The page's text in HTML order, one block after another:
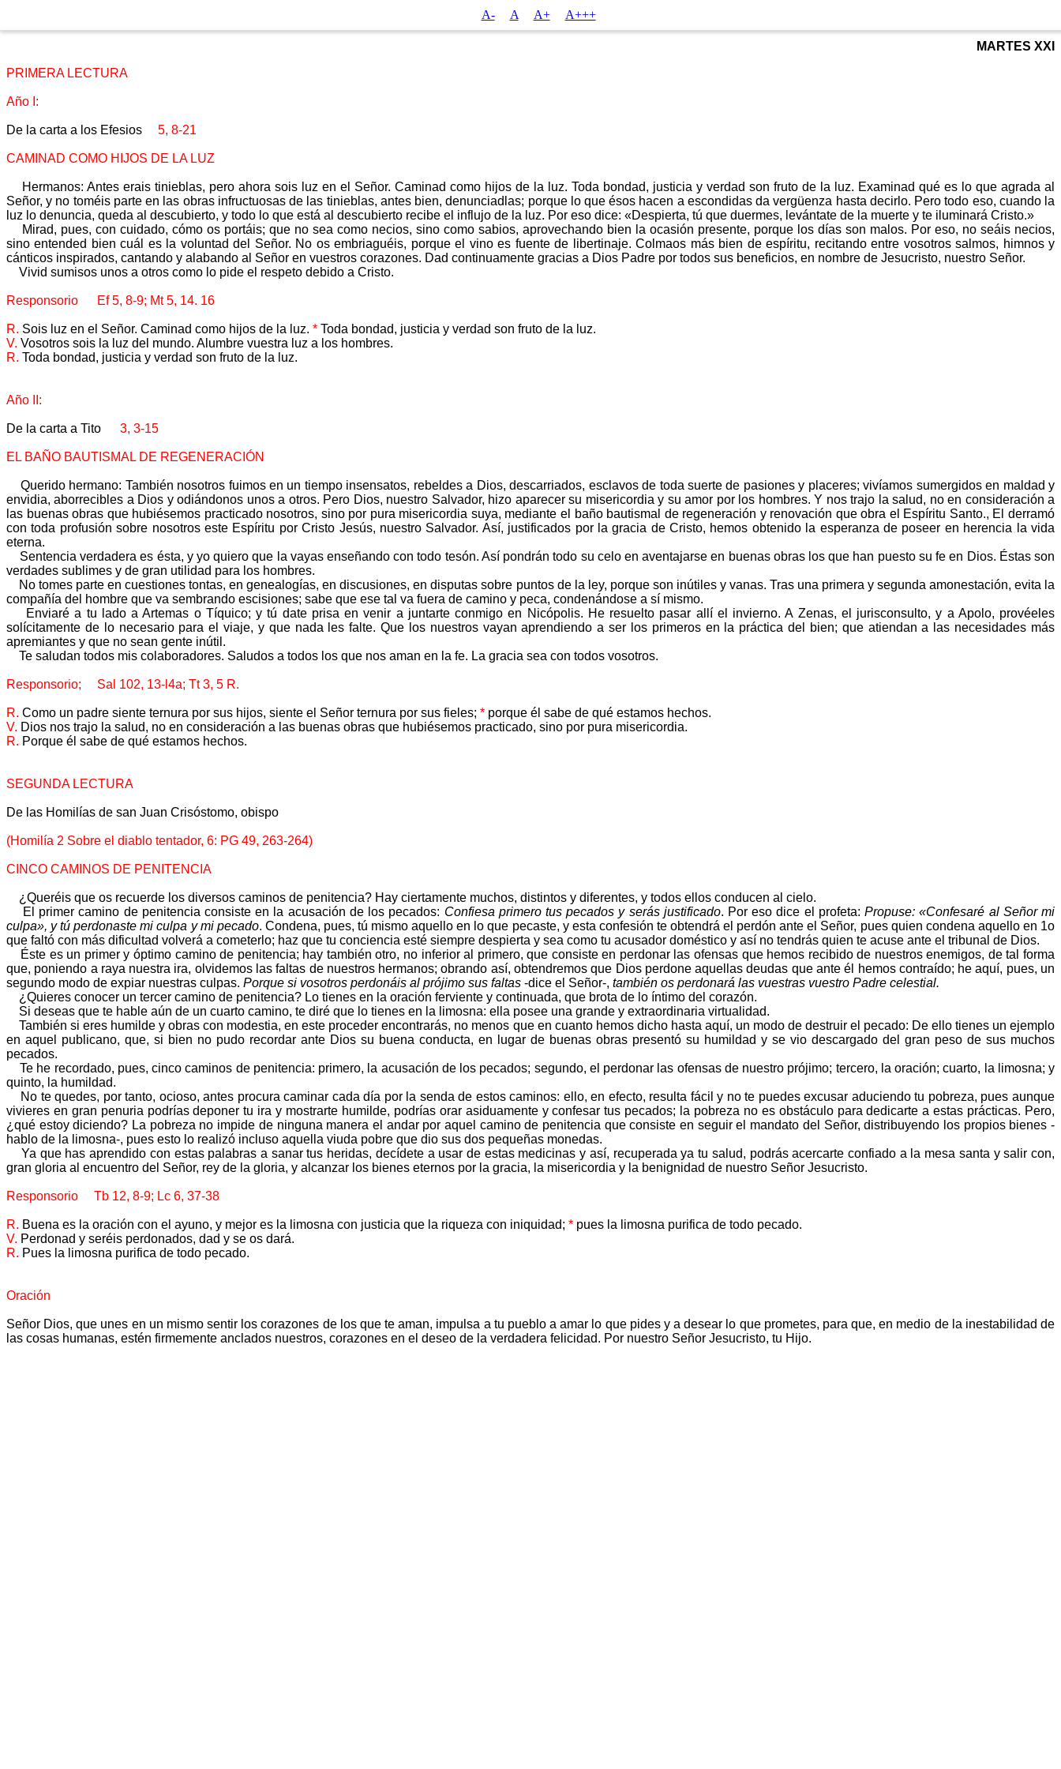
A- A A+ A+++
MARTES XXI
PRIMERA LECTURA
Año I:
De la carta a los Efesios 5, 8-21
CAMINAD COMO HIJOS DE LA LUZ
Hermanos: Antes erais tinieblas, pero ahora sois luz en el Señor. Caminad como hijos de la luz. Toda bondad, justicia y verdad son fruto de la luz. Examinad qué es lo que agrada al
Señor, y no toméis parte en las obras infructuosas de las tinieblas, antes bien, denunciadlas; porque lo que ésos hacen a escondidas da vergüenza hasta decirlo. Pero todo eso, cuando la
luz lo denuncia, queda al descubierto, y todo lo que está al descubierto recibe el influjo de la luz. Por eso dice: «Despierta, tú que duermes, levántate de la muerte y te iluminará Cristo.»
Mirad, pues, con cuidado, cómo os portáis; que no sea como necios, sino como sabios, aprovechando bien la ocasión presente, porque los días son malos. Por eso, no seáis necios,
sino entended bien cuál es la voluntad del Señor. No os embriaguéis, porque el vino es fuente de libertinaje. Colmaos más bien de espíritu, recitando entre vosotros salmos, himnos y
cánticos inspirados, cantando y alabando al Señor en vuestros corazones. Dad continuamente gracias a Dios Padre por todos sus beneficios, en nombre de Jesucristo, nuestro Señor.
Vivid sumisos unos a otros como lo pide el respeto debido a Cristo.
Responsorio Ef 5, 8-9; Mt 5, 14. 16
R. Sois luz en el Señor. Caminad como hijos de la luz. * Toda bondad, justicia y verdad son fruto de la luz.
V. Vosotros sois la luz del mundo. Alumbre vuestra luz a los hombres.
R. Toda bondad, justicia y verdad son fruto de la luz.
Año II:
De la carta a Tito 3, 3-15
EL BAÑO BAUTISMAL DE REGENERACIÓN
Querido hermano: También nosotros fuimos en un tiempo insensatos, rebeldes a Dios, descarriados, esclavos de toda suerte de pasiones y placeres; vivíamos sumergidos en maldad y
envidia, aborrecibles a Dios y odiándonos unos a otros. Pero Dios, nuestro Salvador, hizo aparecer su misericordia y su amor por los hombres. Y nos trajo la salud, no en consideración a
las buenas obras que hubiésemos practicado nosotros, sino por pura misericordia suya, mediante el baño bautismal de regeneración y renovación que obra el Espíritu Santo., El derramó
con toda profusión sobre nosotros este Espíritu por Cristo Jesús, nuestro Salvador. Así, justificados por la gracia de Cristo, hemos obtenido la esperanza de poseer en herencia la vida
eterna.
Sentencia verdadera es ésta, y yo quiero que la vayas enseñando con todo tesón. Así pondrán todo su celo en aventajarse en buenas obras los que han puesto su fe en Dios. Éstas son
verdades sublimes y de gran utilidad para los hombres.
No tomes parte en cuestiones tontas, en genealogías, en discusiones, en disputas sobre puntos de la ley, porque son inútiles y vanas. Tras una primera y segunda amonestación, evita la
compañía del hombre que va sembrando escisiones; sabe que ese tal va fuera de camino y peca, condenándose a sí mismo.
Enviaré a tu lado a Artemas o Tíquico; y tú date prisa en venir a juntarte conmigo en Nicópolis. He resuelto pasar allí el invierno. A Zenas, el jurisconsulto, y a Apolo, provéeles
solícitamente de lo necesario para el viaje, y que nada les falte. Que los nuestros vayan aprendiendo a ser los primeros en la práctica del bien; que atiendan a las necesidades más
apremiantes y que no sean gente inútil.
Te saludan todos mis colaboradores. Saludos a todos los que nos aman en la fe. La gracia sea con todos vosotros.
Responsorio; Sal 102, 13-l4a; Tt 3, 5 R.
R. Como un padre siente ternura por sus hijos, siente el Señor ternura por sus fieles; * porque él sabe de qué estamos hechos.
V. Dios nos trajo la salud, no en consideración a las buenas obras que hubiésemos practicado, sino por pura misericordia.
R. Porque él sabe de qué estamos hechos.
SEGUNDA LECTURA
De las Homilías de san Juan Crisóstomo, obispo
(Homilía 2 Sobre el diablo tentador, 6: PG 49, 263-264)
CINCO CAMINOS DE PENITENCIA
¿Queréis que os recuerde los diversos caminos de penitencia? Hay ciertamente muchos, distintos y diferentes, y todos ellos conducen al cielo.
El primer camino de penitencia consiste en la acusación de los pecados: Confiesa primero tus pecados y serás justificado. Por eso dice el profeta:Propuse: «Confesaré al Señor mi
culpa», y tú perdonaste mi culpa y mi pecado. Condena, pues, tú mismo aquello en lo que pecaste, y esta confesión te obtendrá el perdón ante el Señor, pues quien condena aquello en 1o
que faltó con más dificultad volverá a cometerlo; haz que tu conciencia esté siempre despierta y sea como tu acusador doméstico y así no tendrás quien te acuse ante el tribunal de Dios.
Éste es un primer y óptimo camino de penitencia; hay también otro, no inferior al primero, que consiste en perdonar las ofensas que hemos recibido de nuestros enemigos, de tal forma
que, poniendo a raya nuestra ira, olvidemos las faltas de nuestros hermanos; obrando así, obtendremos que Dios perdone aquellas deudas que ante él hemos contraído; he aquí, pues, un
segundo modo de expiar nuestras culpas. Porque si vosotros perdonáis al prójimo sus faltas -dice el Señor-, también os perdonará las vuestras vuestro Padre celestial.
¿Quieres conocer un tercer camino de penitencia? Lo tienes en la oración ferviente y continuada, que brota de lo íntimo del corazón.
Si deseas que te hable aún de un cuarto camino, te diré que lo tienes en la limosna: ella posee una grande y extraordinaria virtualidad.
También si eres humilde y obras con modestia, en este proceder encontrarás, no menos que en cuanto hemos dicho hasta aquí, un modo de destruir el pecado: De ello tienes un ejemplo
en aquel publicano, que, si bien no pudo recordar ante Dios su buena conducta, en lugar de buenas obras presentó su humildad y se vio descargado del gran peso de sus muchos
pecados.
Te he recordado, pues, cinco caminos de penitencia: primero, la acusación de los pecados; segundo, el perdonar las ofensas de nuestro prójimo; tercero, la oración; cuarto, la limosna; y
quinto, la humildad.
No te quedes, por tanto, ocioso, antes procura caminar cada día por la senda de estos caminos: ello, en efecto, resulta fácil y no te puedes excusar aduciendo tu pobreza, pues aunque
vivieres en gran penuria podrías deponer tu ira y mostrarte humilde, podrías orar asiduamente y confesar tus pecados; la pobreza no es obstáculo para dedicarte a estas prácticas. Pero,
¿qué estoy diciendo? La pobreza no impide de ninguna manera el andar por aquel camino de penitencia que consiste en seguir el mandato del Señor, distribuyendo los propios bienes -
hablo de la limosna-, pues esto lo realizó incluso aquella viuda pobre que dio sus dos pequeñas monedas.
Ya que has aprendido con estas palabras a sanar tus heridas, decídete a usar de estas medicinas y así, recuperada ya tu salud, podrás acercarte confiado a la mesa santa y salir con,
gran gloria al encuentro del Señor, rey de la gloria, y alcanzar los bienes eternos por la gracia, la misericordia y la benignidad de nuestro Señor Jesucristo.
Responsorio Tb 12, 8-9; Lc 6, 37-38
R. Buena es la oración con el ayuno, y mejor es la limosna con justicia que la riqueza con iniquidad; * pues la limosna purifica de todo pecado.
V. Perdonad y seréis perdonados, dad y se os dará.
R. Pues la limosna purifica de todo pecado.
Oración
Señor Dios, que unes en un mismo sentir los corazones de los que te aman, impulsa a tu pueblo a amar lo que pides y a desear lo que prometes, para que, en medio de la inestabilidad de
las cosas humanas, estén firmemente anclados nuestros, corazones en el deseo de la verdadera felicidad. Por nuestro Señor Jesucristo, tu Hijo.